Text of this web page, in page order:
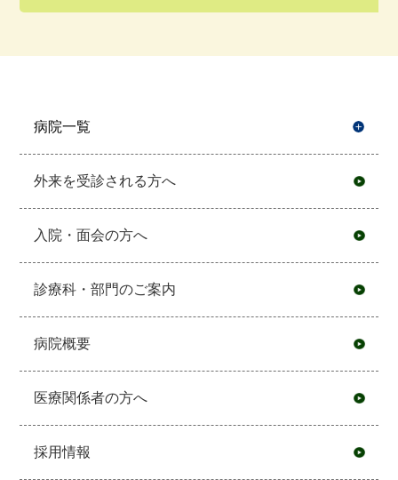
病院一覧
外来を受診される方へ
入院・面会の方へ
診療科・部門のご案内
病院概要
医療関係者の方へ
採用情報